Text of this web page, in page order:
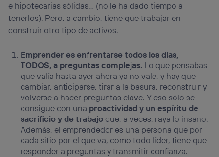
e hipotecarias sólidas… (no le ha dado tiempo a
tenerlos). Pero, a cambio, tiene que trabajar en
construir otro tipo de activos.
Emprender es enfrentarse todos los días,
TODOS, a preguntas complejas. Lo que pensabas
que valía hasta ayer ahora ya no vale, y hay que
cambiar, anticiparse, tirar a la basura, reconstruir y
volverse a hacer preguntas clave. Y eso sólo se
consigue con una proactividad y un espíritu de
sacrificio y de trabajoque, a veces, raya lo insano.
Además, el emprendedor es una persona que por
cada sitio por el que va, como todo líder, tiene que
responder a preguntas y transmitir confianza.